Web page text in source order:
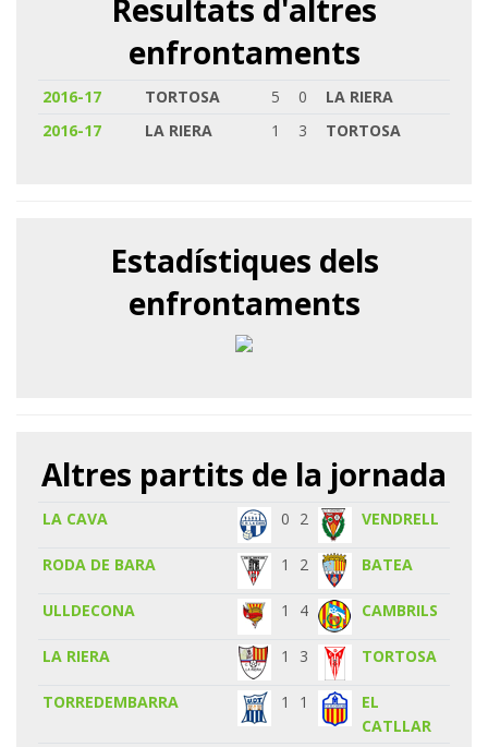
Resultats d'altres
enfrontaments
2016-17 TORTOSA 5 0
LA RIERA
2016-17
LA RIERA 1 3 TORTOSA
Estadístiques dels
enfrontaments
Altres partits de la jornada
LA CAVA 0 2 VENDRELL
RODA DE BARA 1 2 BATEA
ULLDECONA 1 4 CAMBRILS
LA RIERA 1 3 TORTOSA
TORREDEMBARRA 1 1
EL
CATLLAR